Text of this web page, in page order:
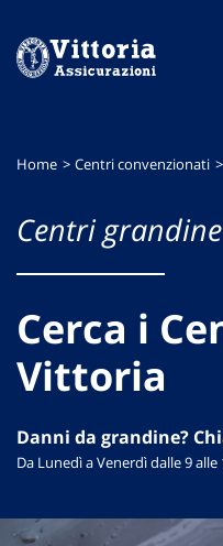
menu
contenuto
footer
Home Centri convenzionati
Centri grandine
Cerca i
Vittoria
Danni da grandine?
Da Lunedì a Venerdì dalle 9 alle